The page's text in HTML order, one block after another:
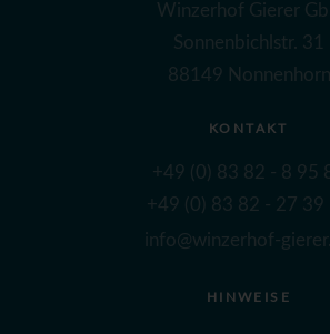
Winzerhof Gierer
Sonnenbichlstr. 31
88149 Nonnenhorn
KONTAKT
+49 (0) 83 82 - 8 95
+49 (0) 83 82 - 27 39
info@winzerhof-
HINWEISE